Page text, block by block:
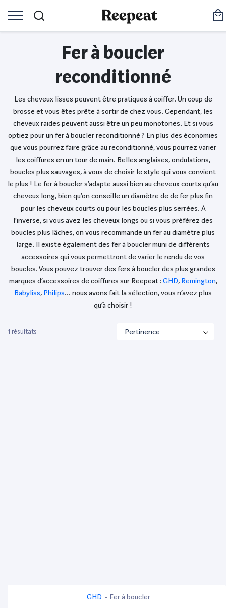
Fer à boucler
reconditionné
Les cheveux lisses peuvent être pratiques à coiffer. Un coup de
brosse et vous êtes prête à sortir de chez vous. Cependant, les
cheveux raides peuvent aussi être un peu monotones. Et si vous
optiez pour un fer à boucler reconditionné ? En plus des économies
que vous pourrez faire grâce au reconditionné, vous pourrez varier
les coiffures en un tour de main. Belles anglaises, ondulations,
boucles plus sauvages, à vous de choisir le style qui vous convient
le plus ! Le fer à boucler s’adapte aussi bien au cheveux courts qu’au
cheveux long, bien qu’on conseille un diamètre de de fer plus fin
pour les cheveux courts ou pour les boucles plus serrées. À
l’inverse, si vous avez les cheveux longs ou si vous préférez des
boucles plus lâches, on vous recommande un fer au diamètre plus
large. Il existe également des fer à boucler muni de différents
accessoires qui vous permettront de varier le rendu de vos
boucles. Vous pouvez trouver des fers à boucler des plus grandes
marques d’accessoires de coiffures sur Reepeat : GHD, Remington,
Babyliss, Philips… nous avons fait la sélection, vous n’avez plus
qu’à choisir !
1 résultats
GHD - Fer à boucler